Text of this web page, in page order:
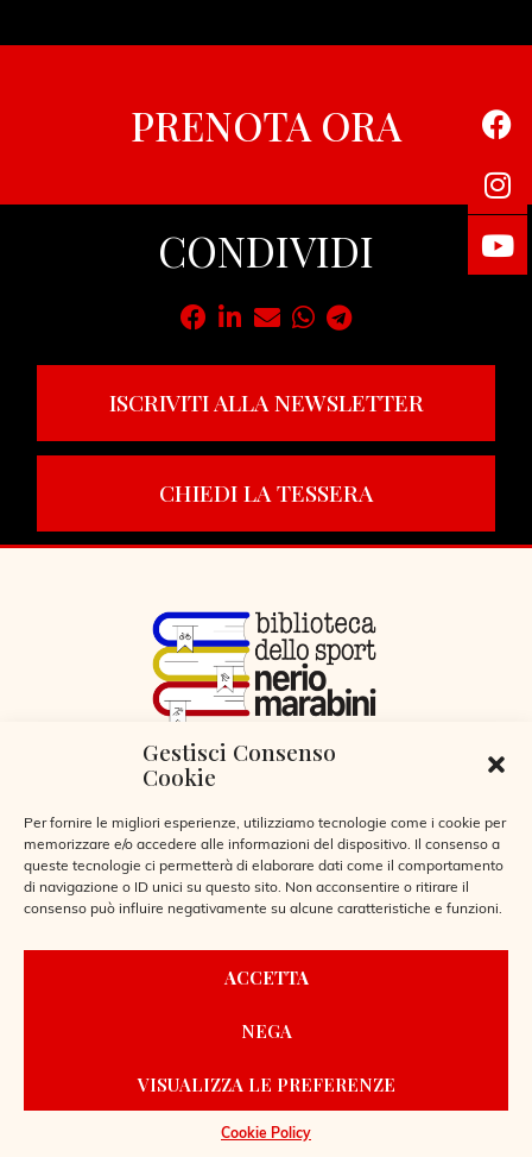
Gestisci Consenso
Cookie
Per fornire le migliori esperienze, utilizziamo tecnologie come i cookie per
memorizzare e/o accedere alle informazioni del dispositivo. Il consenso a
queste tecnologie ci permetterà di elaborare dati come il comportamento
di navigazione o ID unici su questo sito. Non acconsentire o ritirare il
consenso può influire negativamente su alcune caratteristiche e funzioni.
ACCETTA
NEGA
VISUALIZZA LE PREFERENZE
Cookie Policy
PRENOTA ORA
CONDIVIDI
ISCRIVITI ALLA NEWSLETTER
CHIEDI LA TESSERA
VIA LIBERTÀ 29, SERIATE (BG)
© 2026
CONTATTI
POWERED BY LAIO WEBDESIGN